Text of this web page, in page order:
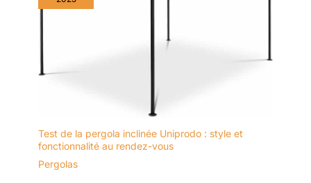
Test de la pergola inclinée Uniprodo : style et
fonctionnalité au rendez-vous
Pergolas